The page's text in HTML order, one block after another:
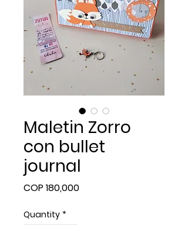
Maletin Zorro
con bullet
journal
COP 180,000Price
Quantity *